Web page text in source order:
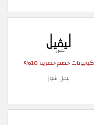
كوبونات خصم حصرية 10%
ليفل شوز